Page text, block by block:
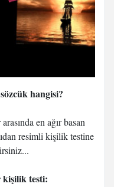
hangisi?
en ağır basan
resimli kişilik testine
kişilik testi: